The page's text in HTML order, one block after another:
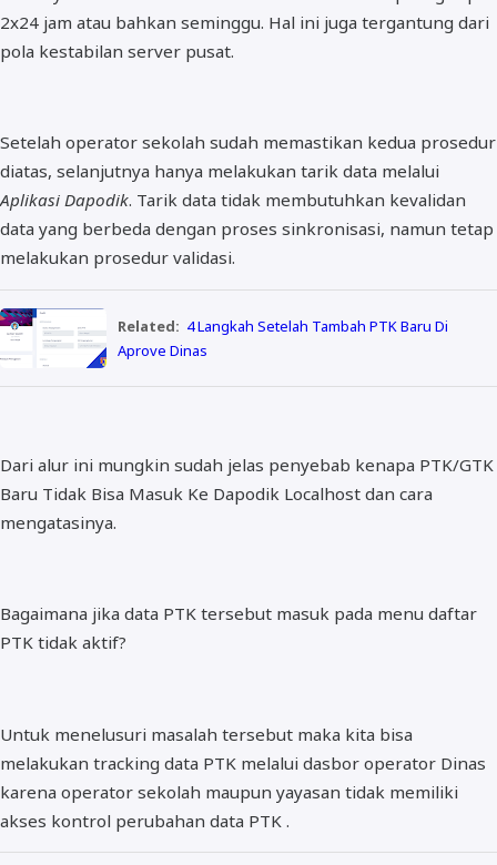
2x24 jam atau bahkan seminggu. Hal ini juga tergantung dari
pola kestabilan server pusat.
Setelah operator sekolah sudah memastikan kedua prosedur
diatas, selanjutnya hanya melakukan tarik data melalui
Aplikasi Dapodik. Tarik data tidak membutuhkan kevalidan
data yang berbeda dengan proses sinkronisasi, namun tetap
melakukan prosedur validasi.
Related: 4 Langkah Setelah Tambah PTK Baru Di
Aprove Dinas
Dari alur ini mungkin sudah jelas penyebab kenapa PTK/GTK
Baru Tidak Bisa Masuk Ke Dapodik Localhost dan cara
mengatasinya.
Bagaimana jika data PTK tersebut masuk pada menu daftar
PTK tidak aktif?
Untuk menelusuri masalah tersebut maka kita bisa
melakukan tracking data PTK melalui dasbor operator Dinas
karena operator sekolah maupun yayasan tidak memiliki
akses kontrol perubahan data PTK .